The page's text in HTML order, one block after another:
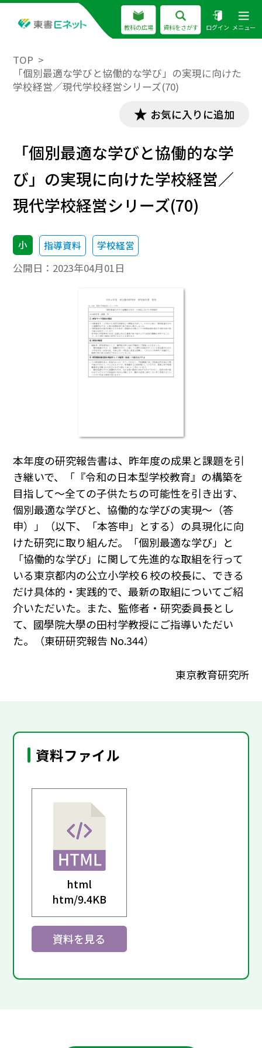
教科の広場 資料をさがす ログイン メニュー
TOP
「個別最適な学びと協働的な学び」の実現に向けた
学校経営／現代学校経営シリーズ(70)
お気に入りに追加
「個別最適な学びと協働的な学
び」の実現に向けた学校経営／
現代学校経営シリーズ(70)
小 指導資料 学校経営
公開日： 2023年04月01日
本年度の研究報告書は、昨年度の成果と課題を引
き継いで、「『令和の日本型学校教育』の構築を
目指して～全ての子供たちの可能性を引き出す、
個別最適な学びと、協働的な学びの実現～（答
申）」（以下、「本答申」とする）の具現化に向
けた研究に取り組んだ。「個別最適な学び」と
「協働的な学び」に関して先進的な取組を行って
いる東京都内の公立小学校６校の校長に、できる
だけ具体的・実践的で、最新の取組についてご紹
介いただいた。また、監修者・研究委員長とし
て、國學院大學の田村学教授にご指導いただい
た。（東研研究報告 No.344）
東京教育研究所
資料ファイル
html
htm/9.4KB
資料を見る